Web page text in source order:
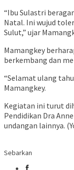
“Ibu Sulastri
Natal. Ini wujud
Sulut,” ujar
Mamangkey
berkembang dan
“Selamat ulang
Mamangkey.
Kegiatan ini turut
Pendidikan Dra
undangan lainnya.
Sebarkan